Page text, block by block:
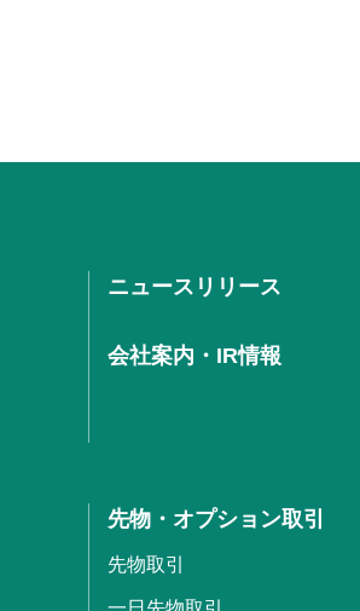
ニュースリリース
会社案内・IR情報
先物・オプション取引
先物取引